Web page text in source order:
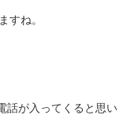
すね。
話が入ってくると思い